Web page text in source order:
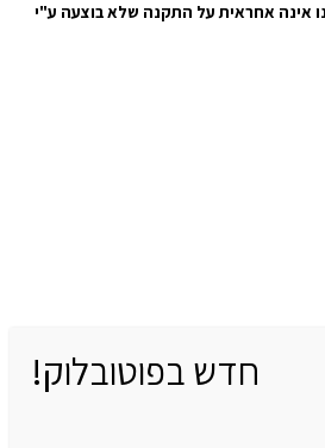
אינה אחראית על התקנה שלא בוצעה ע"י
חדש בפוטובלוק!